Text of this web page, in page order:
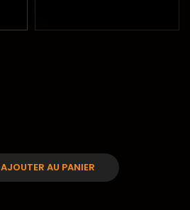
AJOUTER AU PANIER